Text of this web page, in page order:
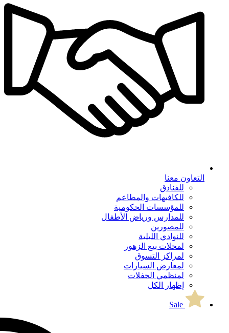
التعاون معنا
للفنادق
للكافيهات والمطاعم
للمؤسسات الحكومية
للمدارس ورياض الأطفال
للمصورين
للنوادي الليلية
لمحلات بيع الزهور
لمراكز التسوق
لمعارض السيارات
لمنظمي الحفلات
إظهار الكل